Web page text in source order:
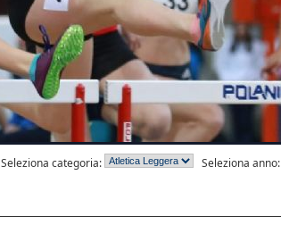
Seleziona anno:
Seleziona categoria: